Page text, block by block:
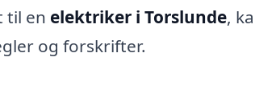
til en elektriker i Torslunde,
og forskrifter.